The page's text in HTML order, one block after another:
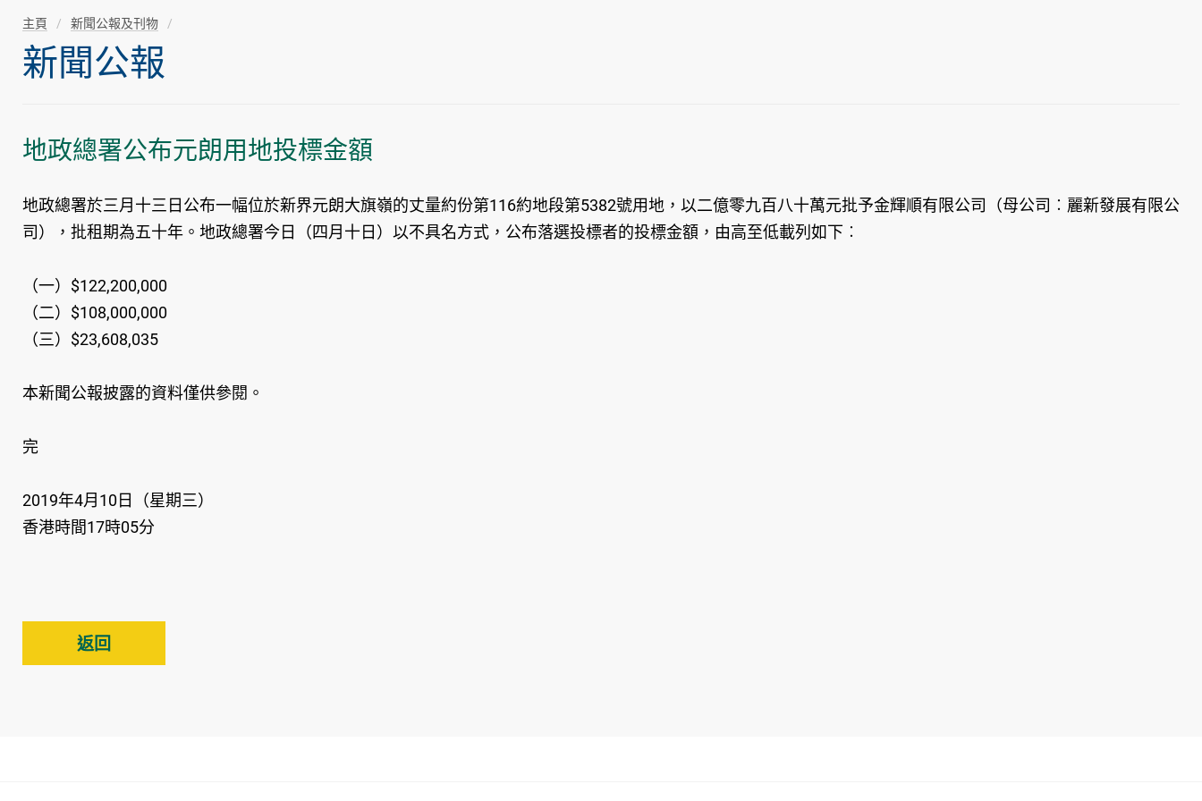
主頁 新聞公報及刊物
新聞公報
地政總署公布元朗用地投標金額
地政總署於三月十三日公布一幅位於新界元朗大旗嶺的丈量約份第116約地段第5382號用地，以二億零九百八十萬元批予金輝順有限公司（母公司︰麗新發展有限公
司），批租期為五十年。地政總署今日（四月十日）以不具名方式，公布落選投標者的投標金額，由高至低載列如下︰
（一）$122,200,000
（二）$108,000,000
（三）$23,608,035
本新聞公報披露的資料僅供參閱。
完
2019年4月10日（星期三）
香港時間17時05分
返回